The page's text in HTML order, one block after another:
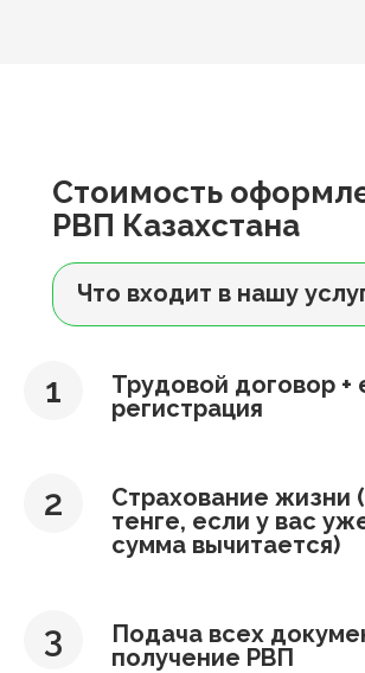
Стоимость
РВП Казахстана
Что входит в нашу
Трудовой договор +
регистрация
Страхование жизни
тенге, если у вас
сумма вычитается)
Подача всех
получение РВП